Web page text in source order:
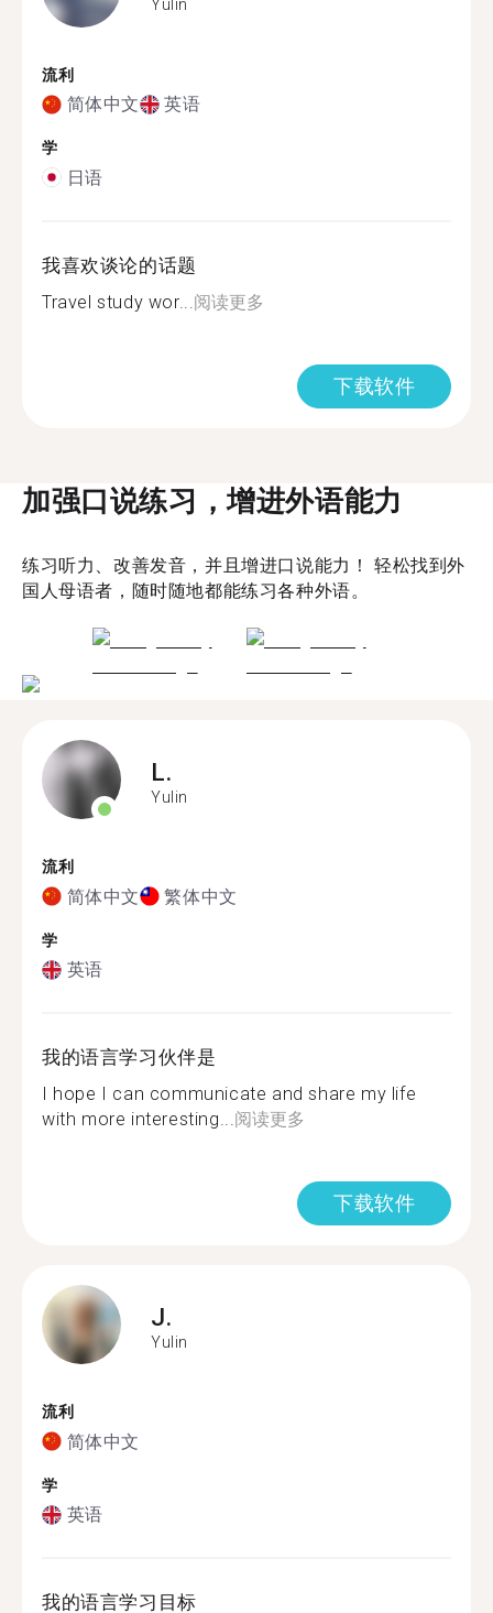
Yulin
流利
简体中文 英语
学
日语
我喜欢谈论的话题
Travel study wor... 阅读更多
下载软件
加强口说练习，增进外语能力
练习听力、改善发音，并且增进口说能力！ 轻松找到外
国人母语者，随时随地都能练习各种外语。
L.
Yulin
流利
简体中文 繁体中文
学
英语
我的语言学习伙伴是
I hope I can communicate and share my life
with more interesting...阅读更多
下载软件
J.
Yulin
流利
简体中文
学
英语
我的语言学习目标